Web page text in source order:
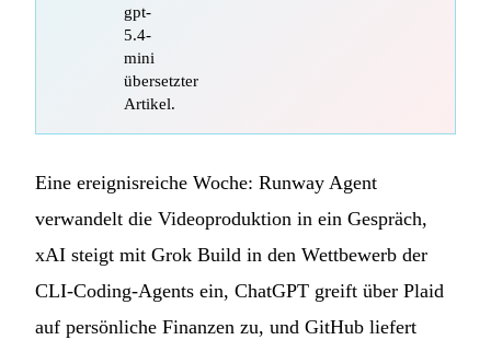
gpt-
5.4-
mini
übersetzter
Artikel.
Eine ereignisreiche Woche: Runway Agent
verwandelt die Videoproduktion in ein Gespräch,
xAI steigt mit Grok Build in den Wettbewerb der
CLI-Coding-Agents ein, ChatGPT greift über Plaid
auf persönliche Finanzen zu, und GitHub liefert